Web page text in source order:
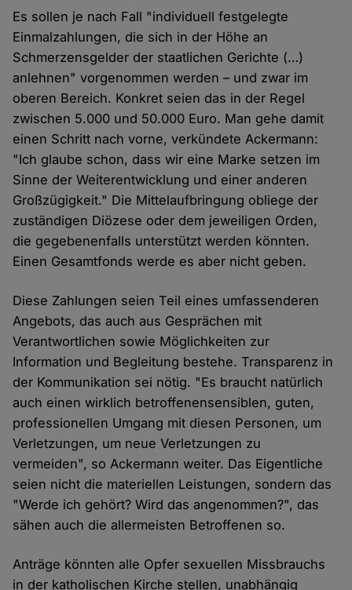
Es sollen je nach Fall "individuell festgelegte
Einmalzahlungen, die sich in der Höhe an
Schmerzensgelder der staatlichen Gerichte (…)
anlehnen" vorgenommen werden – und zwar im
oberen Bereich. Konkret seien das in der Regel
zwischen 5.000 und 50.000 Euro. Man gehe damit
einen Schritt nach vorne, verkündete Ackermann:
"Ich glaube schon, dass wir eine Marke setzen im
Sinne der Weiterentwicklung und einer anderen
Großzügigkeit." Die Mittelaufbringung obliege der
zuständigen Diözese oder dem jeweiligen Orden,
die gegebenenfalls unterstützt werden könnten.
Einen Gesamtfonds werde es aber nicht geben.
Diese Zahlungen seien Teil eines umfassenderen
Angebots, das auch aus Gesprächen mit
Verantwortlichen sowie Möglichkeiten zur
Information und Begleitung bestehe. Transparenz in
der Kommunikation sei nötig. "Es braucht natürlich
auch einen wirklich betroffenensensiblen, guten,
professionellen Umgang mit diesen Personen, um
Verletzungen, um neue Verletzungen zu
vermeiden", so Ackermann weiter. Das Eigentliche
seien nicht die materiellen Leistungen, sondern das
"Werde ich gehört? Wird das angenommen?", das
sähen auch die allermeisten Betroffenen so.
Anträge könnten alle Opfer sexuellen Missbrauchs
in der katholischen Kirche stellen, unabhängig